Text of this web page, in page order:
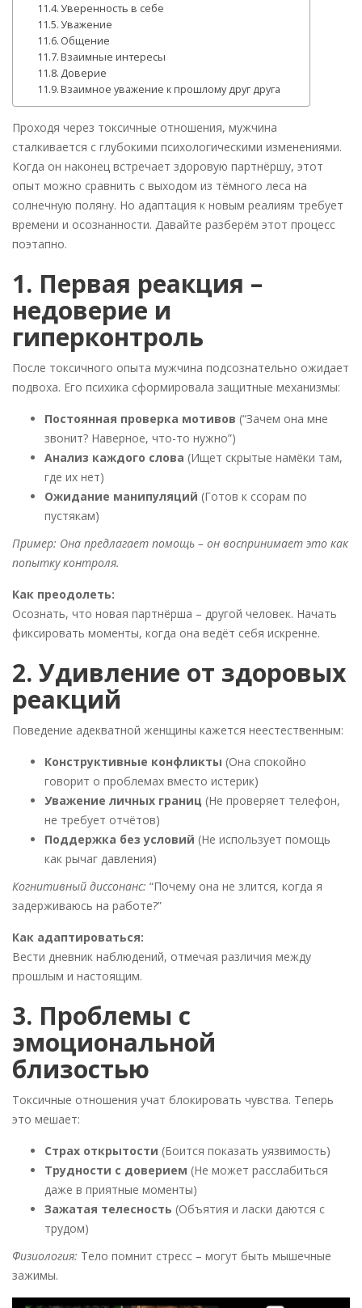
Уверенность в себе
Уважение
Общение
Взаимные интересы
Доверие
Взаимное уважение к прошлому друг друга
Проходя через токсичные отношения, мужчина
сталкивается с глубокими психологическими изменениями.
Когда он наконец встречает здоровую партнёршу, этот
опыт можно сравнить с выходом из тёмного леса на
солнечную поляну. Но адаптация к новым реалиям требует
времени и осознанности. Давайте разберём этот процесс
поэтапно.
1. Первая реакция –
недоверие и
гиперконтроль
После токсичного опыта мужчина подсознательно ожидает
подвоха. Его психика сформировала защитные механизмы:
Постоянная проверка мотивов (“Зачем она мне
звонит? Наверное, что-то нужно”)
Анализ каждого слова (Ищет скрытые намёки там,
где их нет)
Ожидание манипуляций (Готов к ссорам по
пустякам)
Пример: Она предлагает помощь – он воспринимает это как
попытку контроля.
Как преодолеть:
Осознать, что новая партнёрша – другой человек. Начать
фиксировать моменты, когда она ведёт себя искренне.
2. Удивление от здоровых
реакций
Поведение адекватной женщины кажется неестественным:
Конструктивные конфликты (Она спокойно
говорит о проблемах вместо истерик)
Уважение личных границ (Не проверяет телефон,
не требует отчётов)
Поддержка без условий (Не использует помощь
как рычаг давления)
Когнитивный диссонанс: “Почему она не злится, когда я
задерживаюсь на работе?”
Как адаптироваться:
Вести дневник наблюдений, отмечая различия между
прошлым и настоящим.
3. Проблемы с
эмоциональной
близостью
Токсичные отношения учат блокировать чувства. Теперь
это мешает:
Страх открытости (Боится показать уязвимость)
Трудности с доверием (Не может расслабиться
даже в приятные моменты)
Зажатая телесность (Объятия и ласки даются с
трудом)
Физиология: Тело помнит стресс – могут быть мышечные
зажимы.